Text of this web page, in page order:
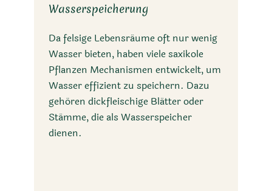
Wasserspeicherung
Da felsige Lebensräume oft nur wenig
Wasser bieten, haben viele saxikole
Pflanzen Mechanismen entwickelt, um
Wasser effizient zu speichern. Dazu
gehören dickfleischige Blätter oder
Stämme, die als Wasserspeicher
dienen.